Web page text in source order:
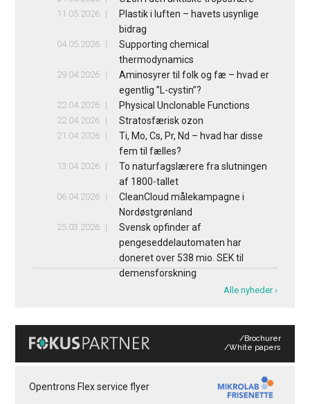
11.05.2026
Plastik i luften – havets usynlige
bidrag
04.05.2026
Supporting chemical
thermodynamics
29.04.2026
Aminosyrer til folk og fæ – hvad er
egentlig ”L-cystin”?
22.04.2026 Physical Unclonable Functions
22.04.2026 Stratosfærisk ozon
21.04.2026
Ti, Mo, Cs, Pr, Nd – hvad har disse
fem til fælles?
13.04.2026
To naturfagslærere fra slutningen
af 1800-tallet
06.04.2026
CleanCloud målekampagne i
Nordøstgrønland
25.03.2026
Svensk opfinder af
pengeseddelautomaten har
doneret over 538 mio. SEK til
demensforskning
Alle nyheder ›
/Brochurer
/White papers
Opentrons Flex service flyer